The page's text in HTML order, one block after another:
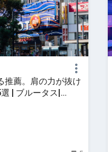
推薦。肩の力が抜け
| ブルータス|